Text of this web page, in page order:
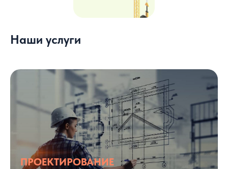
Наши услуги
ПРОЕКТИРОВАНИЕ